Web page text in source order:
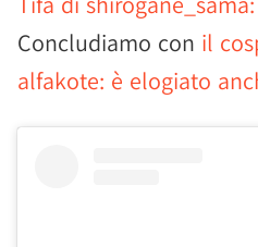
Concludiamo con il
alfakote: è elogiato